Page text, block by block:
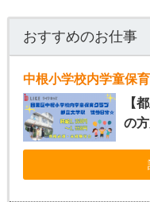
おすすめのお仕事
中根小学校内学童保
【
の